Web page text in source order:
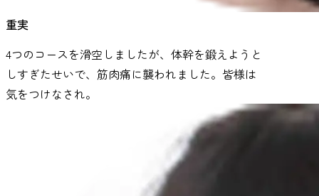
重実
4つのコースを滑空しましたが、体幹を鍛えようと
しすぎたせいで、筋肉痛に襲われました。皆様は
気をつけなされ。